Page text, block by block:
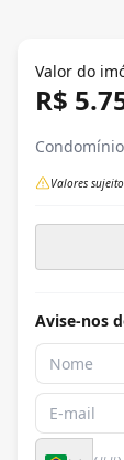
Valor do
R$
Valores
Avise-nos